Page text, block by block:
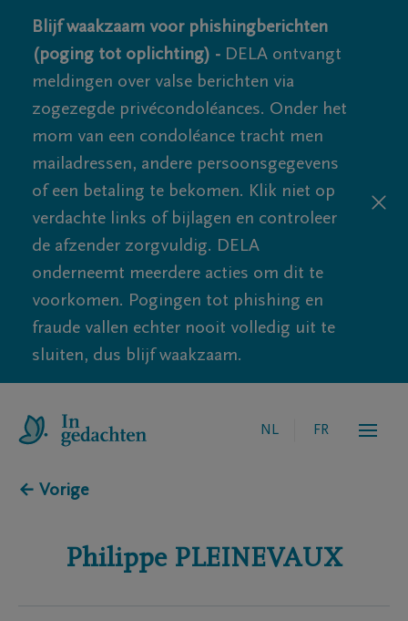
Blijf waakzaam voor phishingberichten
(poging tot oplichting) - DELA ontvangt
meldingen over valse berichten via
zogezegde privécondoléances. Onder het
mom van een condoléance tracht men
mailadressen, andere persoonsgegevens
of een betaling te bekomen. Klik niet op
verdachte links of bijlagen en controleer
de afzender zorgvuldig. DELA
onderneemt meerdere acties om dit te
voorkomen. Pogingen tot phishing en
fraude vallen echter nooit volledig uit te
sluiten, dus blijf waakzaam.
NL FR
← Vorige
Philippe PLEINEVAUX